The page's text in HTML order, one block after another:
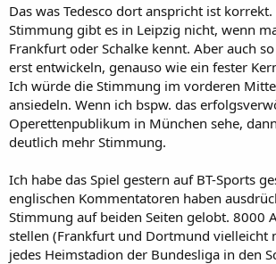
Das was Tedesco dort anspricht ist korrekt.
Stimmung gibt es in Leipzig nicht, wenn
Frankfurt oder Schalke kennt. Aber auch
erst entwickeln, genauso wie ein fester
Ich würde die Stimmung im vorderen
ansiedeln. Wenn ich bspw. das
Operettenpublikum in München sehe,
deutlich mehr Stimmung.
Ich habe das Spiel gestern auf BT-Sports
englischen Kommentatoren haben
Stimmung auf beiden Seiten gelobt. 8000
stellen (Frankfurt und Dortmund vielleicht
jedes Heimstadion der Bundesliga in den